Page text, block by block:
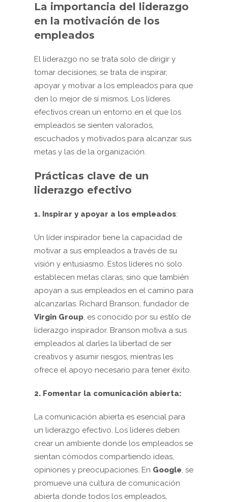
La importancia del liderazgo
en la motivación de los
empleados
El liderazgo no se trata solo de dirigir y
tomar decisiones; se trata de inspirar,
apoyar y motivar a los empleados para que
den lo mejor de sí mismos. Los líderes
efectivos crean un entorno en el que los
empleados se sienten valorados,
escuchados y motivados para alcanzar sus
metas y las de la organización.
Prácticas clave de un
liderazgo efectivo
1. Inspirar y apoyar a los empleados:
Un líder inspirador tiene la capacidad de
motivar a sus empleados a través de su
visión y entusiasmo. Estos líderes no solo
establecen metas claras, sino que también
apoyan a sus empleados en el camino para
alcanzarlas. Richard Branson, fundador de
Virgin Group, es conocido por su estilo de
liderazgo inspirador. Branson motiva a sus
empleados al darles la libertad de ser
creativos y asumir riesgos, mientras les
ofrece el apoyo necesario para tener éxito.
2. Fomentar la comunicación abierta:
La comunicación abierta es esencial para
un liderazgo efectivo. Los líderes deben
crear un ambiente donde los empleados se
sientan cómodos compartiendo ideas,
opiniones y preocupaciones. En Google, se
promueve una cultura de comunicación
abierta donde todos los empleados,